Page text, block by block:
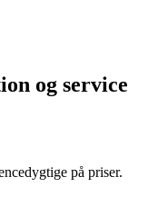
og service
på priser.